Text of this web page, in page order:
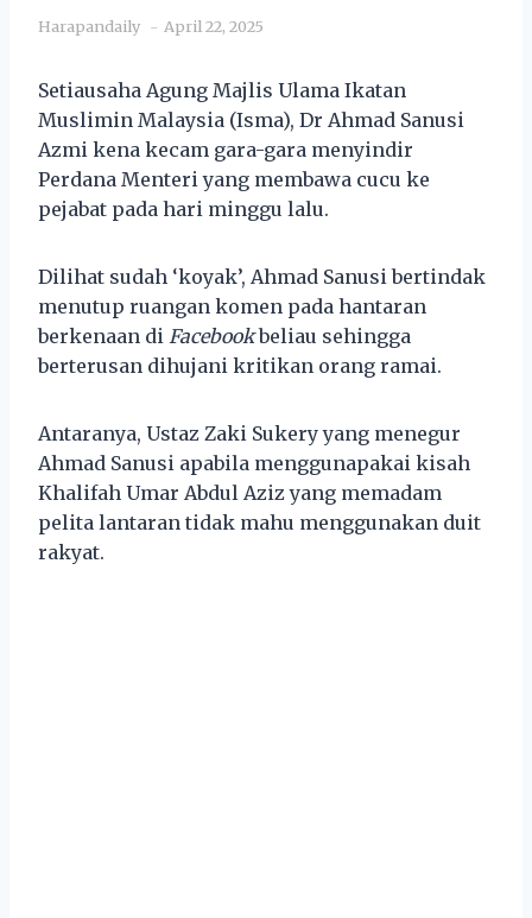
Harapandaily April 22, 2025
Setiausaha Agung Majlis Ulama Ikatan
Muslimin Malaysia (Isma), Dr Ahmad Sanusi
Azmi kena kecam gara-gara menyindir
Perdana Menteri yang membawa cucu ke
pejabat pada hari minggu lalu.
Dilihat sudah ‘koyak’, Ahmad Sanusi bertindak
menutup ruangan komen pada hantaran
berkenaan di Facebookbeliau sehingga
berterusan dihujani kritikan orang ramai.
Antaranya, Ustaz Zaki Sukery yang menegur
Ahmad Sanusi apabila menggunapakai kisah
Khalifah Umar Abdul Aziz yang memadam
pelita lantaran tidak mahu menggunakan duit
rakyat.